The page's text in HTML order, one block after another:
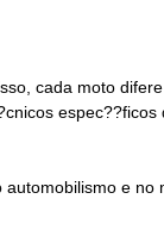
cada moto
e